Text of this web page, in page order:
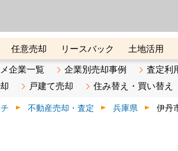
任意売却 リースバック 土地活用
カンパニー オンライン講座 リビン
企業一覧 企業別売却事例 査定利
戸建て売却 住み替え・買い替え
不動産売却・査定 兵庫県 伊丹